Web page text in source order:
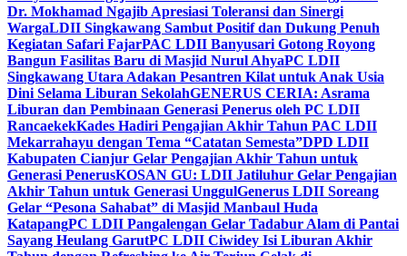
Dr. Mokhamad Ngajib Apresiasi Toleransi dan Sinergi
WargaLDII Singkawang Sambut Positif dan Dukung Penuh
Kegiatan Safari FajarPAC LDII Banyusari Gotong Royong
Bangun Fasilitas Baru di Masjid Nurul AhyaPC LDII
Singkawang Utara Adakan Pesantren Kilat untuk Anak Usia
Dini Selama Liburan SekolahGENERUS CERIA: Asrama
Liburan dan Pembinaan Generasi Penerus oleh PC LDII
RancaekekKades Hadiri Pengajian Akhir Tahun PAC LDII
Mekarrahayu dengan Tema “Catatan Semesta”DPD LDII
Kabupaten Cianjur Gelar Pengajian Akhir Tahun untuk
Generasi PenerusKOSAN GU: LDII Jatiluhur Gelar Pengajian
Akhir Tahun untuk Generasi UnggulGenerus LDII Soreang
Gelar “Pesona Sahabat” di Masjid Manbaul Huda
KatapangPC LDII Pangalengan Gelar Tadabur Alam di Pantai
Sayang Heulang GarutPC LDII Ciwidey Isi Liburan Akhir